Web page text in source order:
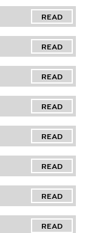
READ
READ
READ
READ
READ
READ
READ
READ